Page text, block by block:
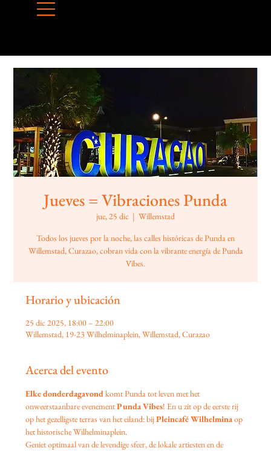
Jueves = Vibraciones Punda
jue, 25 dic
  |
Willemstad
Todos los jueves por la noche, las calles históricas de Punda en
Willemstad, Curazao, cobran vida con la vibrante energía de Punda
Vibes.
Horario y ubicación
25 dic 2025, 18:00 – 22:00
Willemstad, 19-23 Wilhelminaplein, Willemstad, Curazao
Acerca del evento
Elke donderdagavond komt Punda tot leven met het
onweerstaanbare evenement Punda Vibes! En u zit op de eerste rij
op het gezelligste terras van het eiland: bij Pleincafé Wilhelmina op
het historische Wilhelminaplein.
Geniet optimaal van de levendige sfeer, de lokale artiesten en de